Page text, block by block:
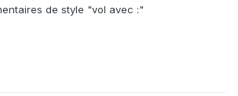
de style "vol avec :"